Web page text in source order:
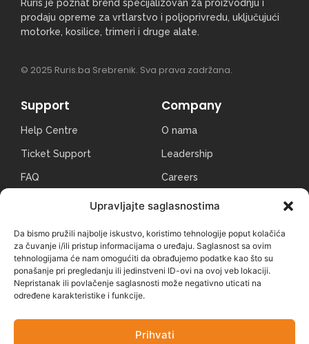
Upravljajte saglasnostima
Da bismo pružili najbolje iskustvo, koristimo tehnologije poput kolačića
za čuvanje i/ili pristup informacijama o uređaju. Saglasnost sa ovim
tehnologijama će nam omogućiti da obrađujemo podatke kao što su
ponašanje pri pregledanju ili jedinstveni ID-ovi na ovoj veb lokaciji.
Nepristanak ili povlačenje saglasnosti može negativno uticati na
određene karakteristike i funkcije.
Prihvati
Ruris je poznat brend specijalizovan za proizvodnju i
prodaju opreme za vrtlarstvo i poljoprivredu, uključujući
motorke, kosilice, trimeri i druge alate.
© 2025 Ruris.ba Srebrenik. Sva prava zadržana.
Support
Help Centre
Ticket Support
FAQ
Company
O nama
Leadership
Careers
News & Articles
Uvoznik i serviser za BIH